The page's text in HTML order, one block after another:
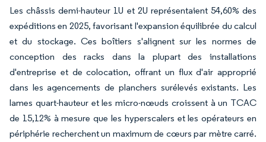
Les châssis demi-hauteur 1U et 2U représentaient 54,60% des
expéditions en 2025, favorisant l'expansion équilibrée du calcul
et du stockage. Ces boîtiers s'alignent sur les normes de
conception des racks dans la plupart des installations
d'entreprise et de colocation, offrant un flux d'air approprié
dans les agencements de planchers surélevés existants. Les
lames quart-hauteur et les micro-nœuds croissent à un TCAC
de 15,12% à mesure que les hyperscalers et les opérateurs en
périphérie recherchent un maximum de cœurs par mètre carré.